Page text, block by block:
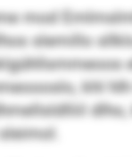
mod
slemillo
khl